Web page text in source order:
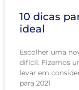
10 dicas
ideal
Escolher uma
difícil. Fizemos
levar em
para 2021